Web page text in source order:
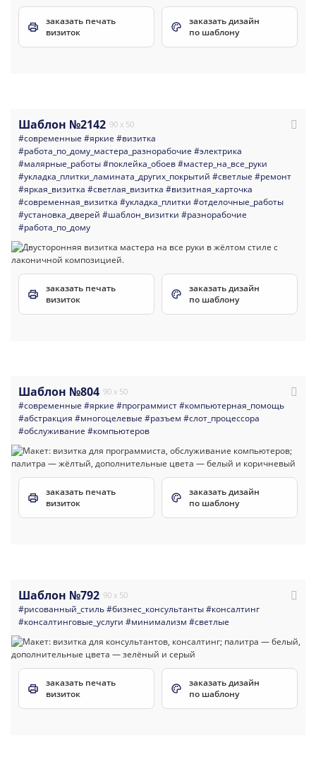
заказать печать
визиток
заказать дизайн
по шаблону
Шаблон №2142 90 x 50
#современные #яркие #визитка
#работа_по_дому_мастера_разнорабочие #электрика
#малярные_работы#поклейка_обоев#мастер_на_все_руки
#укладка_плитки_ламината_других_покрытий #светлые #ремонт
#яркая_визитка #светлая_визитка #визитная_карточка
#современная_визитка #укладка_плитки #отделочные_работы
#установка_дверей #шаблон_визитки #разнорабочие
#работа_по_дому
заказать печать
визиток
заказать дизайн
по шаблону
Шаблон №804 90 x 50
#современные #яркие #программист#компьютерная_помощь
#абстракция #многоцелевые #разъем #слот_процессора
#обслуживание #компьютеров
заказать печать
визиток
заказать дизайн
по шаблону
Шаблон №792 90 x 50
#рисованный_стиль#бизнес_консультанты#консалтинг
#консалтинговые_услуги #минимализм #светлые
заказать печать
визиток
заказать дизайн
по шаблону